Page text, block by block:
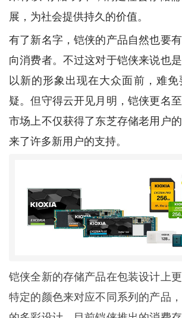
展，为社会提供持久的价值。
有了新名字，铠侠的产品自然也要
向消费者。不过这对于铠侠来说也
以新的形象出现在大众面前，难
疑。但守得云开见月明，铠侠更名
市场上不仅获得了东芝存储老用户
来了许多新用户的支持。
铠侠全新的存储产品在包装设计上
特定的颜色来对应不同系列的产品